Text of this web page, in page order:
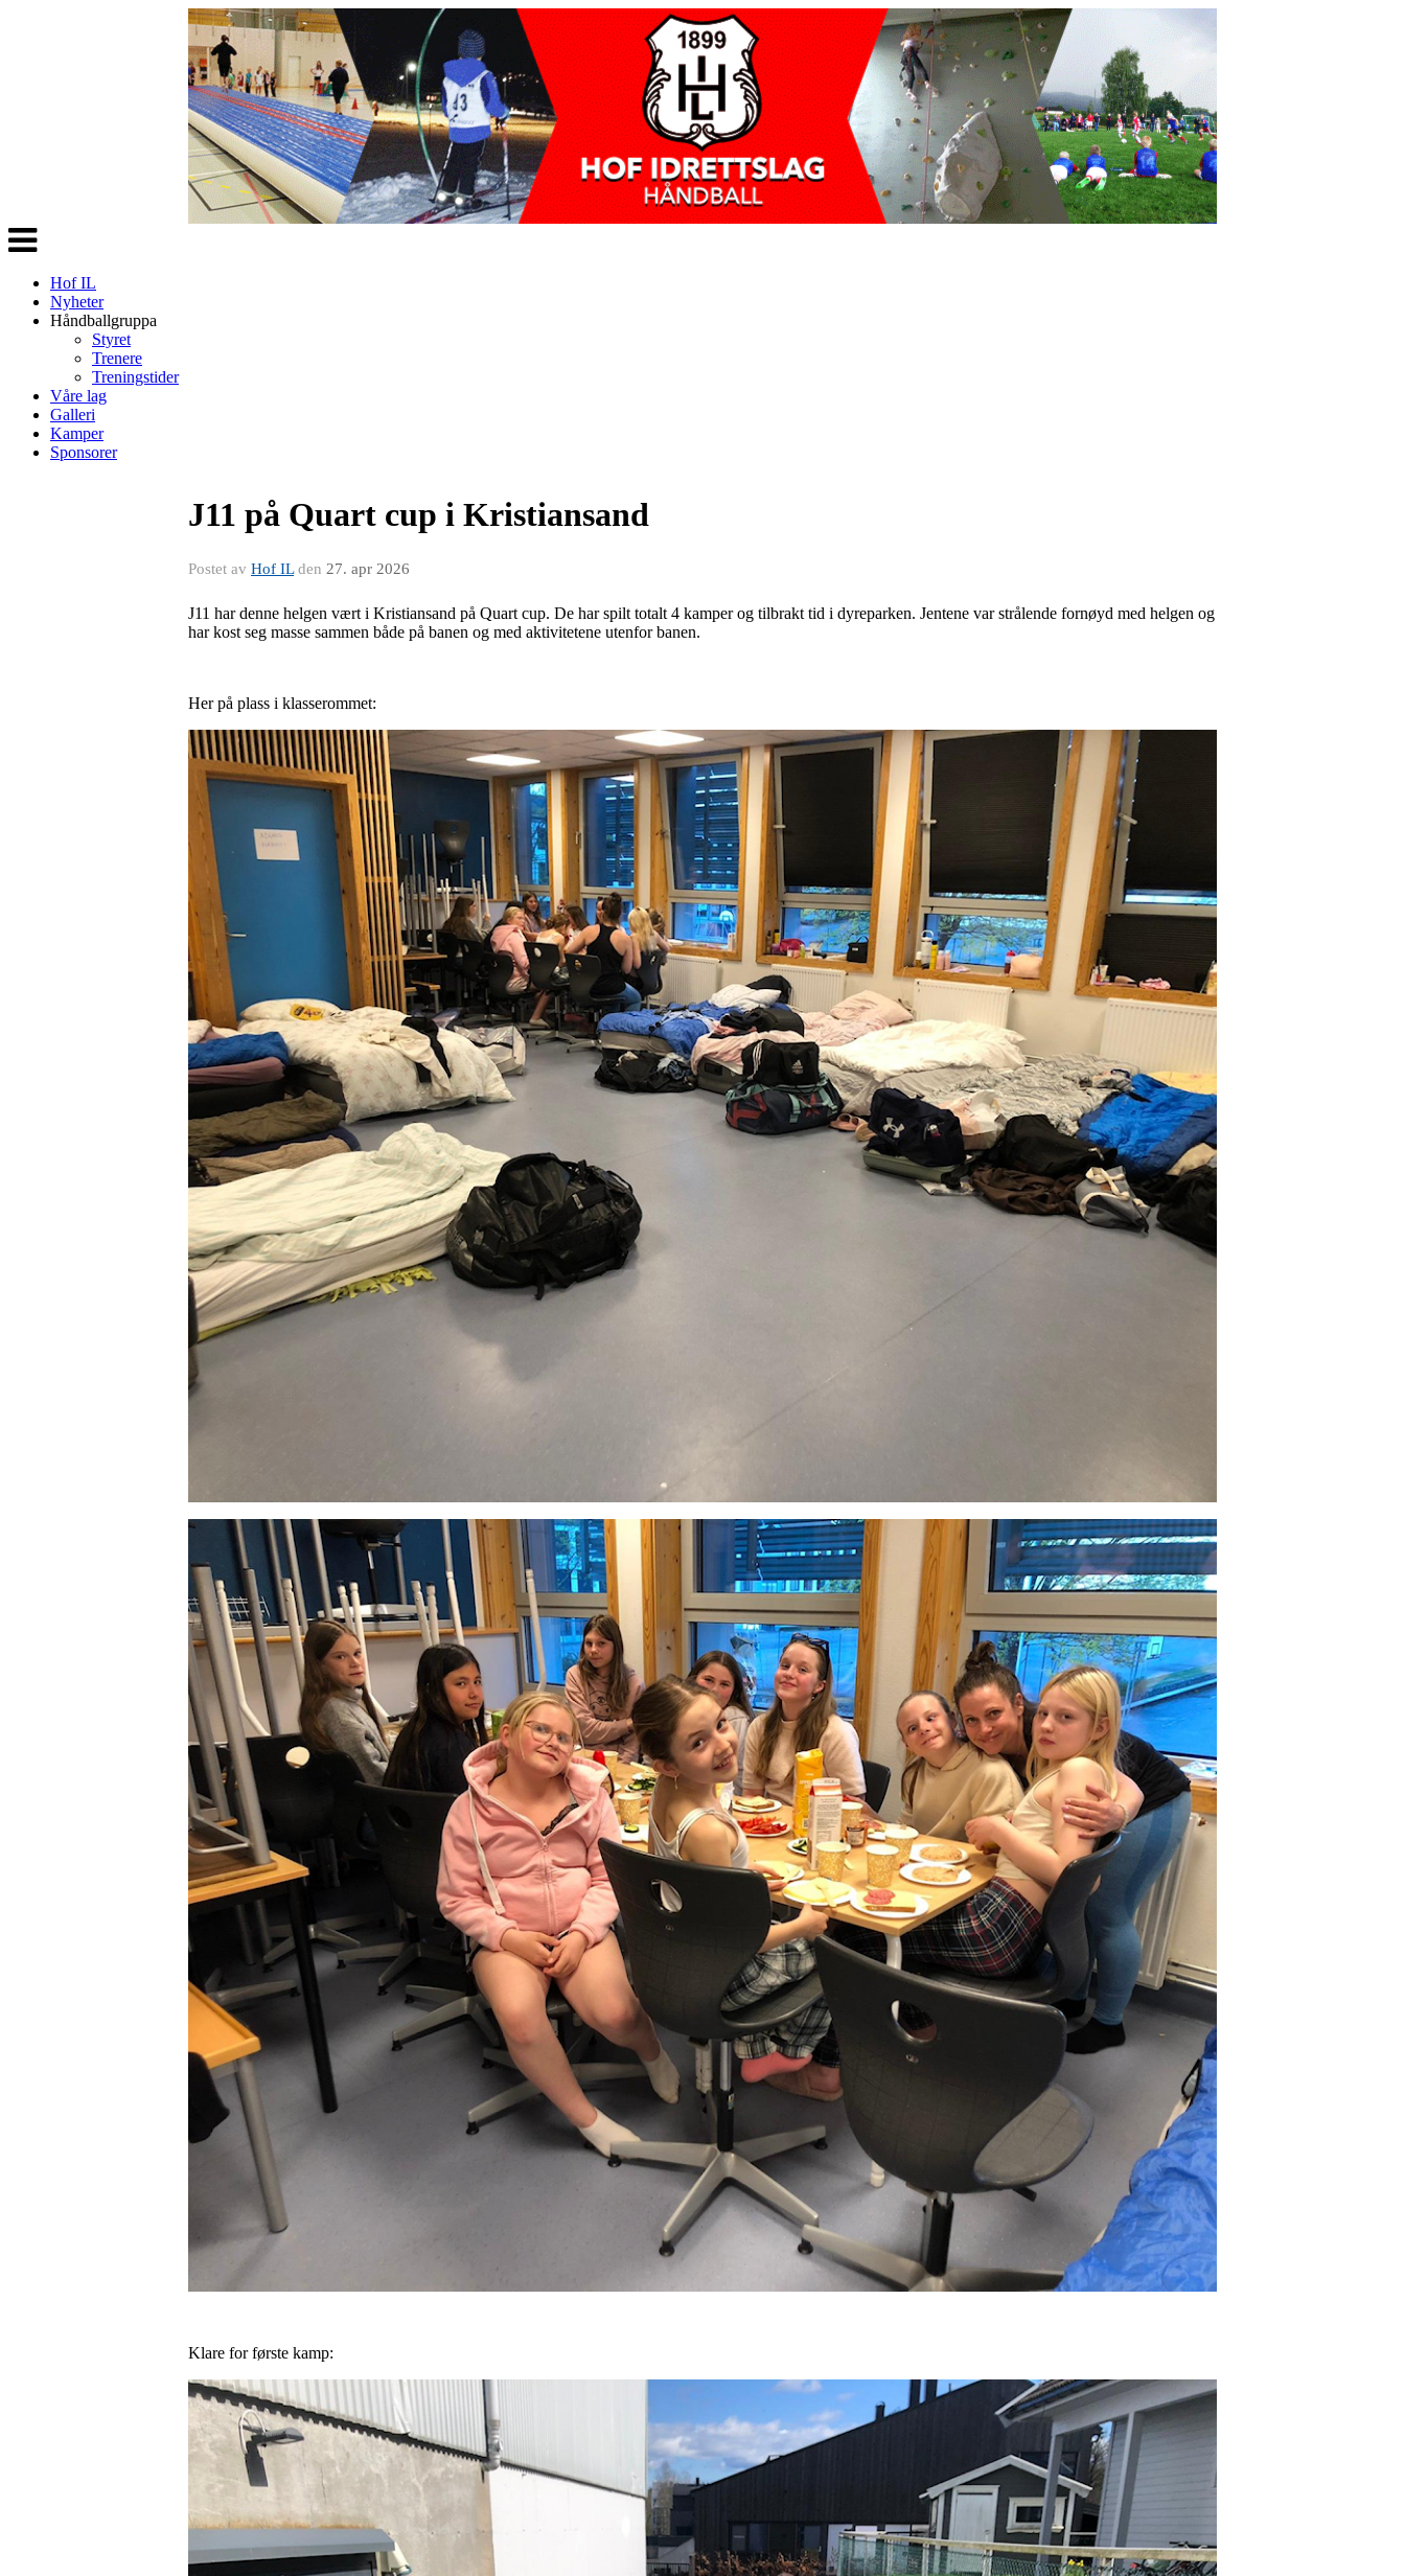
Veksle
navigasjon
Hof IL
Nyheter
Håndballgruppa
Styret
Trenere
Treningstider
Våre lag
Galleri
Kamper
Sponsorer
J11 på Quart cup i Kristiansand
Postet av Hof ILden 27. apr 2026
J11 har denne helgen vært i Kristiansand på Quart cup. De har spilt totalt 4 kamper og tilbrakt tid i dyreparken. Jentene var strålende fornøyd med helgen og
har kost seg masse sammen både på banen og med aktivitetene utenfor banen.
Her på plass i klasserommet:
Klare for første kamp: